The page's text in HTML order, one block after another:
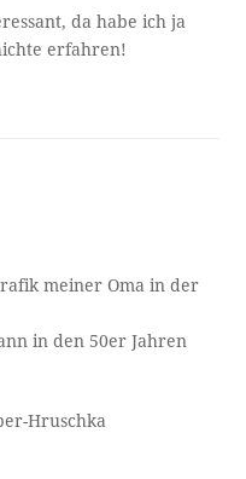
da habe ich ja
erfahren!
meiner Oma in der
in den 50er Jahren
Hruschka